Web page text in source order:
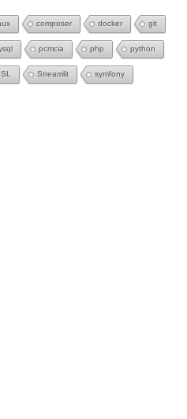
composer docker git
pcmcia php python
Streamlit symfony